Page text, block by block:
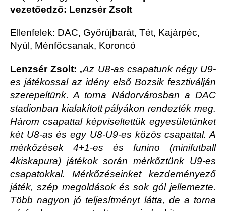
vezetőedző: Lenzsér Zsolt
Ellenfelek: DAC, Győrújbarát, Tét, Kajárpéc,
Nyúl, Ménfőcsanak, Koroncó
Lenzsér Zsolt:„Az U8-as csapatunk négy U9-
es játékossal az idény első Bozsik fesztiválján
szerepeltünk. A torna Nádorvárosban a DAC
stadionban kialakított pályákon rendezték meg.
Három csapattal képviseltettük egyesületünket
két U8-as és egy U8-U9-es közös csapattal. A
mérkőzések 4+1-es és funino (minifutball
4kiskapura) játékok során mérkőztünk U9-es
csapatokkal. Mérkőzéseinket kezdeményező
játék, szép megoldások és sok gól jellemezte.
Több nagyon jó teljesítményt látta, de a torna